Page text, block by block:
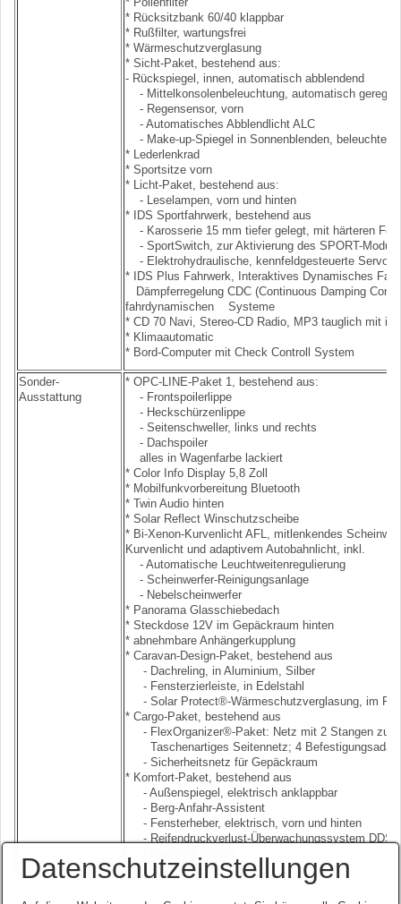
* Rücksitzbank 60/40 klappbar
* Rußfilter, wartungsfrei
* Wärmeschutzverglasung
* Sicht-Paket, bestehend aus:
- Rückspiegel, innen, automatisch abblendend
- Mittelkonsolenbeleuchtung, automatisch geregelt
- Regensensor, vorn
- Automatisches Abblendlicht ALC
- Make-up-Spiegel in Sonnenblenden, beleuchtet
* Lederlenkrad
* Sportsitze vorn
* Licht-Paket, bestehend aus:
- Leselampen, vorn und hinten
* IDS Sportfahrwerk, bestehend aus
- Karosserie 15 mm tiefer gelegt, mit härteren
- SportSwitch, zur Aktivierung des SPORT-Modus
- Elektrohydraulische, kennfeldgesteuerte
* IDS Plus Fahrwerk, Interaktives Dynamisches
Dämpferregelung CDC (Continuous Damping
fahrdynamischen Systeme
* CD 70 Navi, Stereo-CD Radio, MP3 tauglich mit
* Klimaautomatic
* Bord-Computer mit Check Controll System
Sonder-
Ausstattung
* OPC-LINE-Paket 1, bestehend aus:
- Frontspoilerlippe
- Heckschürzenlippe
- Seitenschweller, links und rechts
- Dachspoiler
alles in Wagenfarbe lackiert
* Color Info Display 5,8 Zoll
* Mobilfunkvorbereitung Bluetooth
* Twin Audio hinten
* Solar Reflect Winschutzscheibe
* Bi-Xenon-Kurvenlicht AFL, mitlenkendes
Kurvenlicht und adaptivem Autobahnlicht, inkl.
- Automatische Leuchtweitenregulierung
- Scheinwerfer-Reinigungsanlage
- Nebelscheinwerfer
* Panorama Glasschiebedach
* Steckdose 12V im Gepäckraum hinten
* abnehmbare Anhängerkupplung
* Caravan-Design-Paket, bestehend aus
- Dachreling, in Aluminium, Silber
- Fensterzierleiste, in Edelstahl
- Solar Protect®-Wärmeschutzverglasung, im
* Cargo-Paket, bestehend aus
- FlexOrganizer®-Paket: Netz mit 2 Stangen zur
Taschenartiges Seitennetz; 4
- Sicherheitsnetz für Gepäckraum
* Komfort-Paket, bestehend aus
- Außenspiegel, elektrisch anklappbar
- Berg-Anfahr-Assistent
- Fensterheber, elektrisch, vorn und hinten
- Reifendruckverlust-Überwachungssystem DDS
Datenschutzeinstellungen